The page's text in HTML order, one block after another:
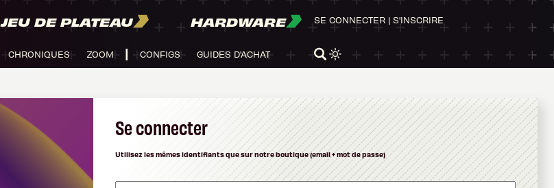
JEU DE PLATEAU HARDWARE
CHRONIQUES ZOOM CONFIGS GUIDES D'ACHAT
SE CONNECTER | S'INSCRIRE
Se connecter
Utilisez les mêmes identifiants que sur notre boutique (email + mot de passe)